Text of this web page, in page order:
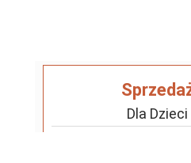
Dla Dzieci